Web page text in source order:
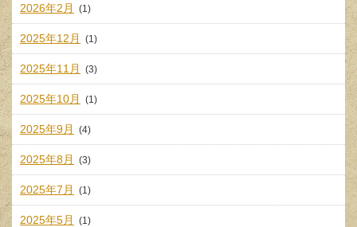
2026年2月 (1)
2025年12月 (1)
2025年11月 (3)
2025年10月 (1)
2025年9月 (4)
2025年8月 (3)
2025年7月 (1)
2025年5月 (1)